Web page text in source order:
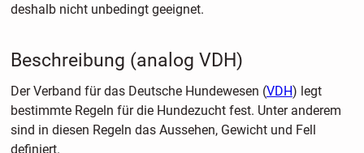
deshalb nicht unbedingt geeignet.
Beschreibung (analog VDH)
Der Verband für das Deutsche Hundewesen (VDH) legt
bestimmte Regeln für die Hundezucht fest. Unter anderem
sind in diesen Regeln das Aussehen, Gewicht und Fell
definiert.